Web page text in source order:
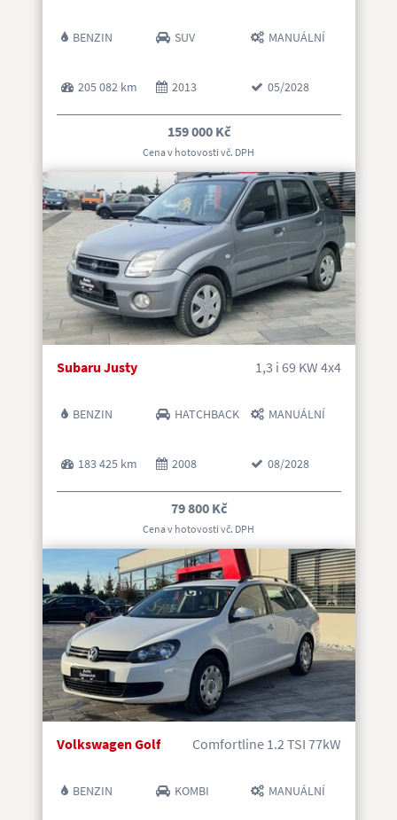
BENZIN SUV MANUÁLNÍ
205 082 km 2013 05/2028
159 000 Kč
Cena v hotovosti vč. DPH
Subaru Justy 1,3 i 69 KW 4x4
BENZIN HATCHBACK MANUÁLNÍ
183 425 km 2008 08/2028
79 800 Kč
Cena v hotovosti vč. DPH
Volkswagen Golf Comfortline 1.2 TSI 77kW
BENZIN KOMBI MANUÁLNÍ